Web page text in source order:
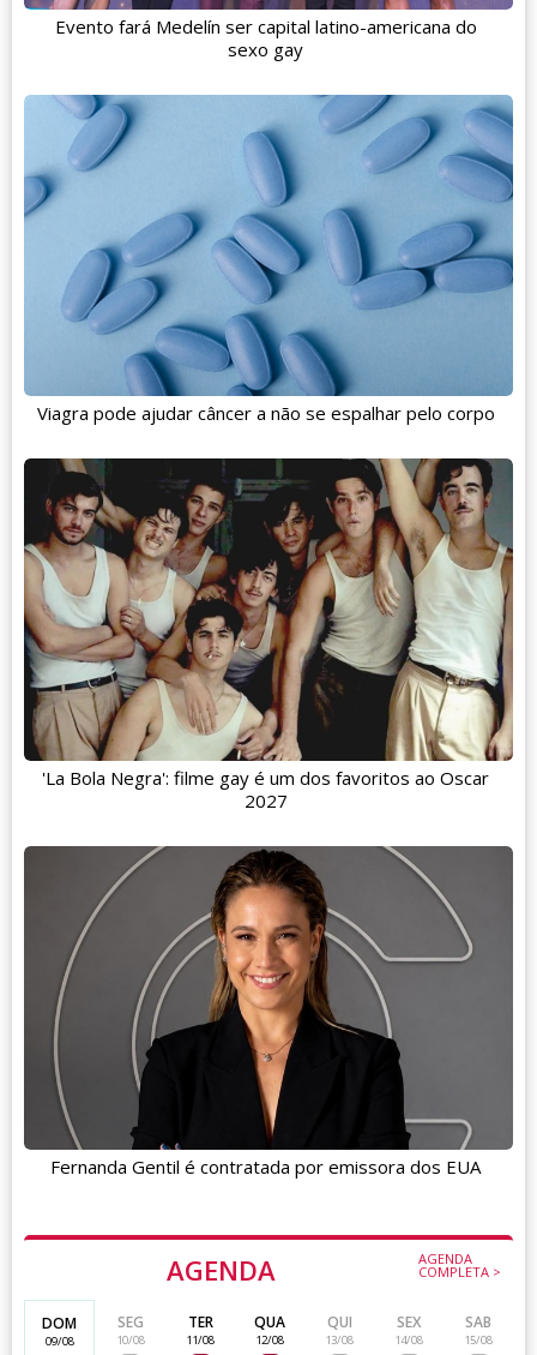
AGENDA AGENDA
COMPLETA >
DOM
09/08
SEG
10/08
TER
11/08
QUA
12/08
QUI
13/08
SEX
14/08
SAB
15/08
Evento fará Medelín ser capital latino-americana do
sexo gay
Viagra pode ajudar câncer a não se espalhar pelo corpo
'La Bola Negra': filme gay é um dos favoritos ao Oscar
2027
Fernanda Gentil é contratada por emissora dos EUA